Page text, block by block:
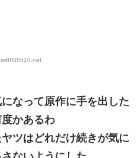
なって原作に手を出した
かあるわ
ツはどれだけ続きが気に